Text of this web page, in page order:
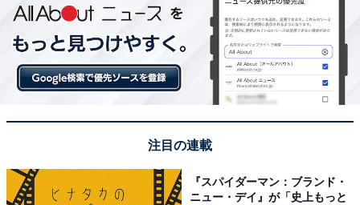
注目の連載
『スパイダーマン：ブランド・
ニュー・デイ』が「史上もっと